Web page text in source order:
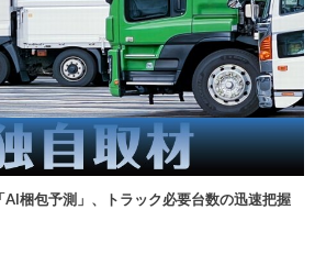
AI梱包予測」、トラック必要台数の迅速把握